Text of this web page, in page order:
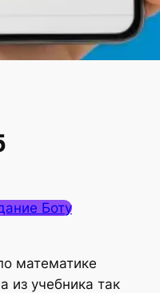
Боту
математике
из учебника так